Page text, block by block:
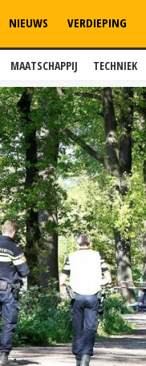
MAATSCHAPPIJ TECHNIEK
NIEUWS VERDIEPING